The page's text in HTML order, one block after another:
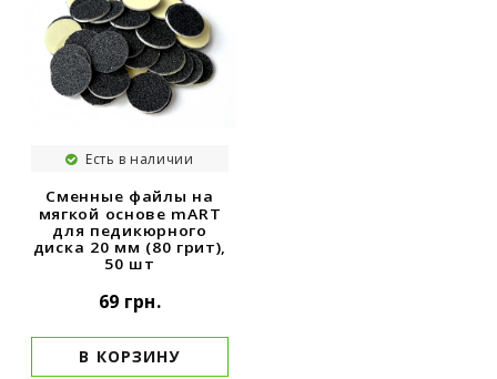
Есть в наличии
Сменные файлы на
мягкой основе mART
для педикюрного
диска 20 мм (80 грит),
50 шт
69 грн.
В КОРЗИНУ